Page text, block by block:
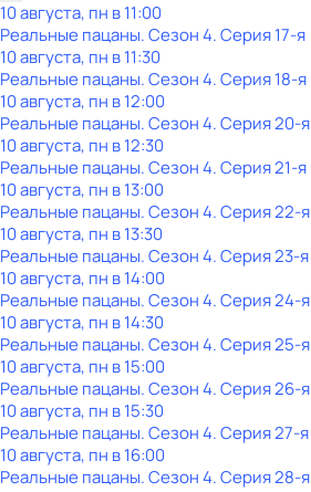
10 августа, пн в 11:00
Реальные пацаны. Сезон 4. Серия 17-я
10 августа, пн в 11:30
Реальные пацаны. Сезон 4. Серия 18-я
10 августа, пн в 12:00
Реальные пацаны. Сезон 4. Серия 20-я
10 августа, пн в 12:30
Реальные пацаны. Сезон 4. Серия 21-я
10 августа, пн в 13:00
Реальные пацаны. Сезон 4. Серия 22-я
10 августа, пн в 13:30
Реальные пацаны. Сезон 4. Серия 23-я
10 августа, пн в 14:00
Реальные пацаны. Сезон 4. Серия 24-я
10 августа, пн в 14:30
Реальные пацаны. Сезон 4. Серия 25-я
10 августа, пн в 15:00
Реальные пацаны. Сезон 4. Серия 26-я
10 августа, пн в 15:30
Реальные пацаны. Сезон 4. Серия 27-я
10 августа, пн в 16:00
Реальные пацаны. Сезон 4. Серия 28-я